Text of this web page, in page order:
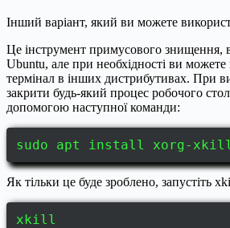
Інший варіант, який ви можете
Це інструмент примусового знищення,
Ubuntu, але при необхідності ви
термінал в інших дистрибутивах. При
закрити будь-який процес робочого
допомогою наступної команди:
sudo apt install xorg-
Як тільки це буде зроблено, запустіть
xkill